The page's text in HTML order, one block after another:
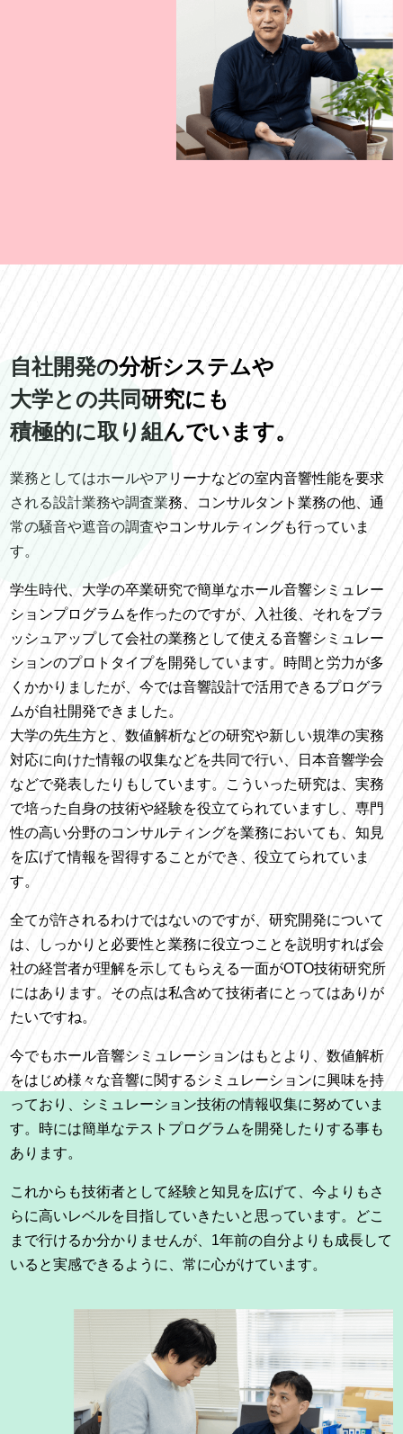
自社開発の分析システムや
大学との共同研究にも
積極的に取り組んでいます。
業務としてはホールやアリーナなどの室内音響性能を要求
される設計業務や調査業務、コンサルタント業務の他、通
常の騒音や遮音の調査やコンサルティングも行っていま
す。
学生時代、大学の卒業研究で簡単なホール音響シミュレー
ションプログラムを作ったのですが、入社後、それをブラ
ッシュアップして会社の業務として使える音響シミュレー
ションのプロトタイプを開発しています。時間と労力が多
くかかりましたが、今では音響設計で活用できるプログラ
ムが自社開発できました。
大学の先生方と、数値解析などの研究や新しい規準の実務
対応に向けた情報の収集などを共同で行い、日本音響学会
などで発表したりもしています。こういった研究は、実務
で培った自身の技術や経験を役立てられていますし、専門
性の高い分野のコンサルティングを業務においても、知見
を広げて情報を習得することができ、役立てられていま
す。
全てが許されるわけではないのですが、研究開発について
は、しっかりと必要性と業務に役立つことを説明すれば会
社の経営者が理解を示してもらえる一面がOTO技術研究所
にはあります。その点は私含めて技術者にとってはありが
たいですね。
今でもホール音響シミュレーションはもとより、数値解析
をはじめ様々な音響に関するシミュレーションに興味を持
っており、シミュレーション技術の情報収集に努めていま
す。時には簡単なテストプログラムを開発したりする事も
あります。
これからも技術者として経験と知見を広げて、今よりもさ
らに高いレベルを目指していきたいと思っています。どこ
まで行けるか分かりませんが、 1年前の自分よりも成長して
いると実感できるように、常に心がけています。